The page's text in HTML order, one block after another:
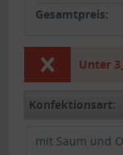
Gesamtpreis:
Unter
Konfektionsart: